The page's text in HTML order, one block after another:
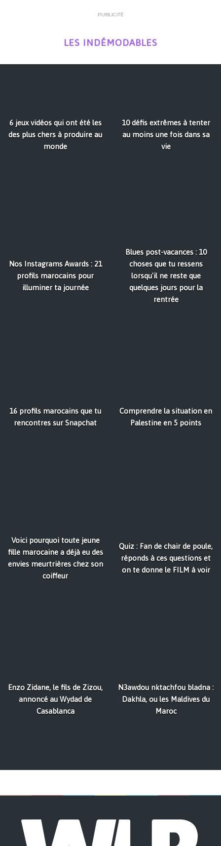
PUBLICITÉ
LES INDÉMODABLES
6 jeux vidéos qui ont été les
des plus chers à produire au
monde
10 défis extrêmes à tenter
au moins une fois dans sa
vie
Nos Instagrams Awards : 21
profils marocains pour
illuminer ta journée
Blues post-vacances : 10
choses que tu ressens
lorsqu'il ne reste que
quelques jours pour la
rentrée
16 profils marocains que tu
rencontres sur Snapchat
Comprendre la situation en
Palestine en 5 points
Voici pourquoi toute jeune
fille marocaine a déjà eu des
envies meurtrières chez son
coiffeur
Quiz : Fan de chair de poule,
réponds à ces questions et
on te donne le FILM à voir
Enzo Zidane, le fils de Zizou,
annoncé au Wydad de
Casablanca
N3awdou nktachfou bladna :
Dakhla, ou les Maldives du
Maroc